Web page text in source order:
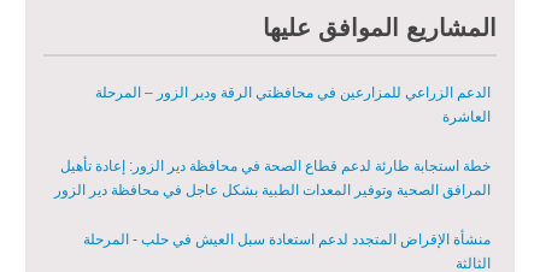
المشاريع الموافق عليها
الدعم الزراعي للمزارعين في محافظتي الرقة ودير الزور – المرحلة
خطة استجابة طارئة لدعم قطاع الصحة في محافظة دير الزور: إعادة تأهيل
منشأة الإقراض المتجدد لدعم استعادة سبل العيش في حلب - المرحلة
دعم الخدمات الصحية في محافظتي الرقة ودير الزور – المرحلة الثالثة